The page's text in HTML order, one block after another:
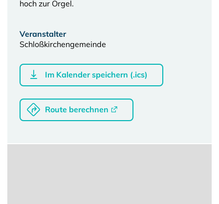
hoch zur Orgel.
Veranstalter
Schloßkirchengemeinde
Im Kalender speichern (.ics)
Route berechnen